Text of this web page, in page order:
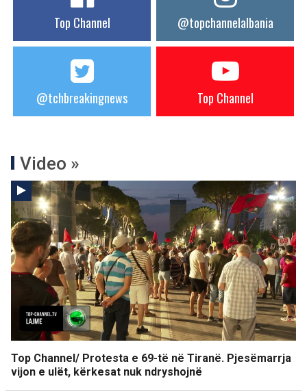
Top Channel @topchannelalbania
@tchbreakingnews Top Channel
Video »
Top Channel/ Protesta e 69-të në Tiranë. Pjesëmarrja
vijon e ulët, kërkesat nuk ndryshojnë